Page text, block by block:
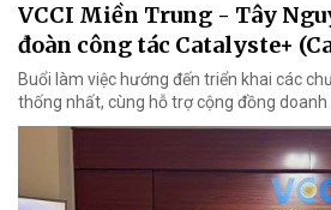
VCCI Miền Trung - Tây
đoàn công tác Catalyste+
Buổi làm việc hướng đến triển khai các
thống nhất, cùng hỗ trợ cộng đồng doanh